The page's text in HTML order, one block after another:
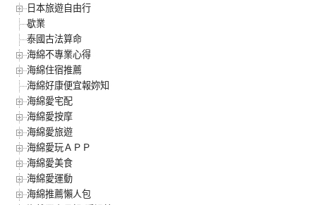
日本旅遊自由行
歇業
泰國古法算命
海綿不專業心得
海綿住宿推薦
海綿好康便宜報妳知
海綿愛宅配
海綿愛按摩
海綿愛旅遊
海綿愛玩ＡＰＰ
海綿愛美食
海綿愛運動
海綿推薦懶人包